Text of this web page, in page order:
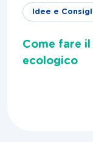
Idee e
Come fare
ecologico